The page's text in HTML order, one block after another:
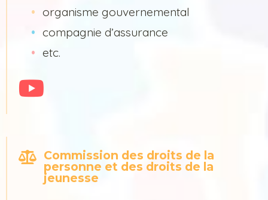
organisme gouvernemental
compagnie d’assurance
etc.
Commission des droits de la
personne et des droits de la
jeunesse